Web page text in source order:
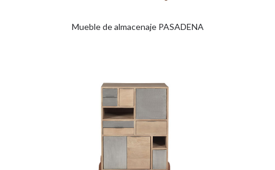
Mueble de almacenaje PASADENA